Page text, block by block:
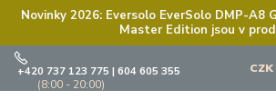
Novinky 2026: Eversolo EverSolo DMP-A8
Master Edition jsou v
CZK
+420 737 123 775 | 604 605 355
(8:00 - 20:00)